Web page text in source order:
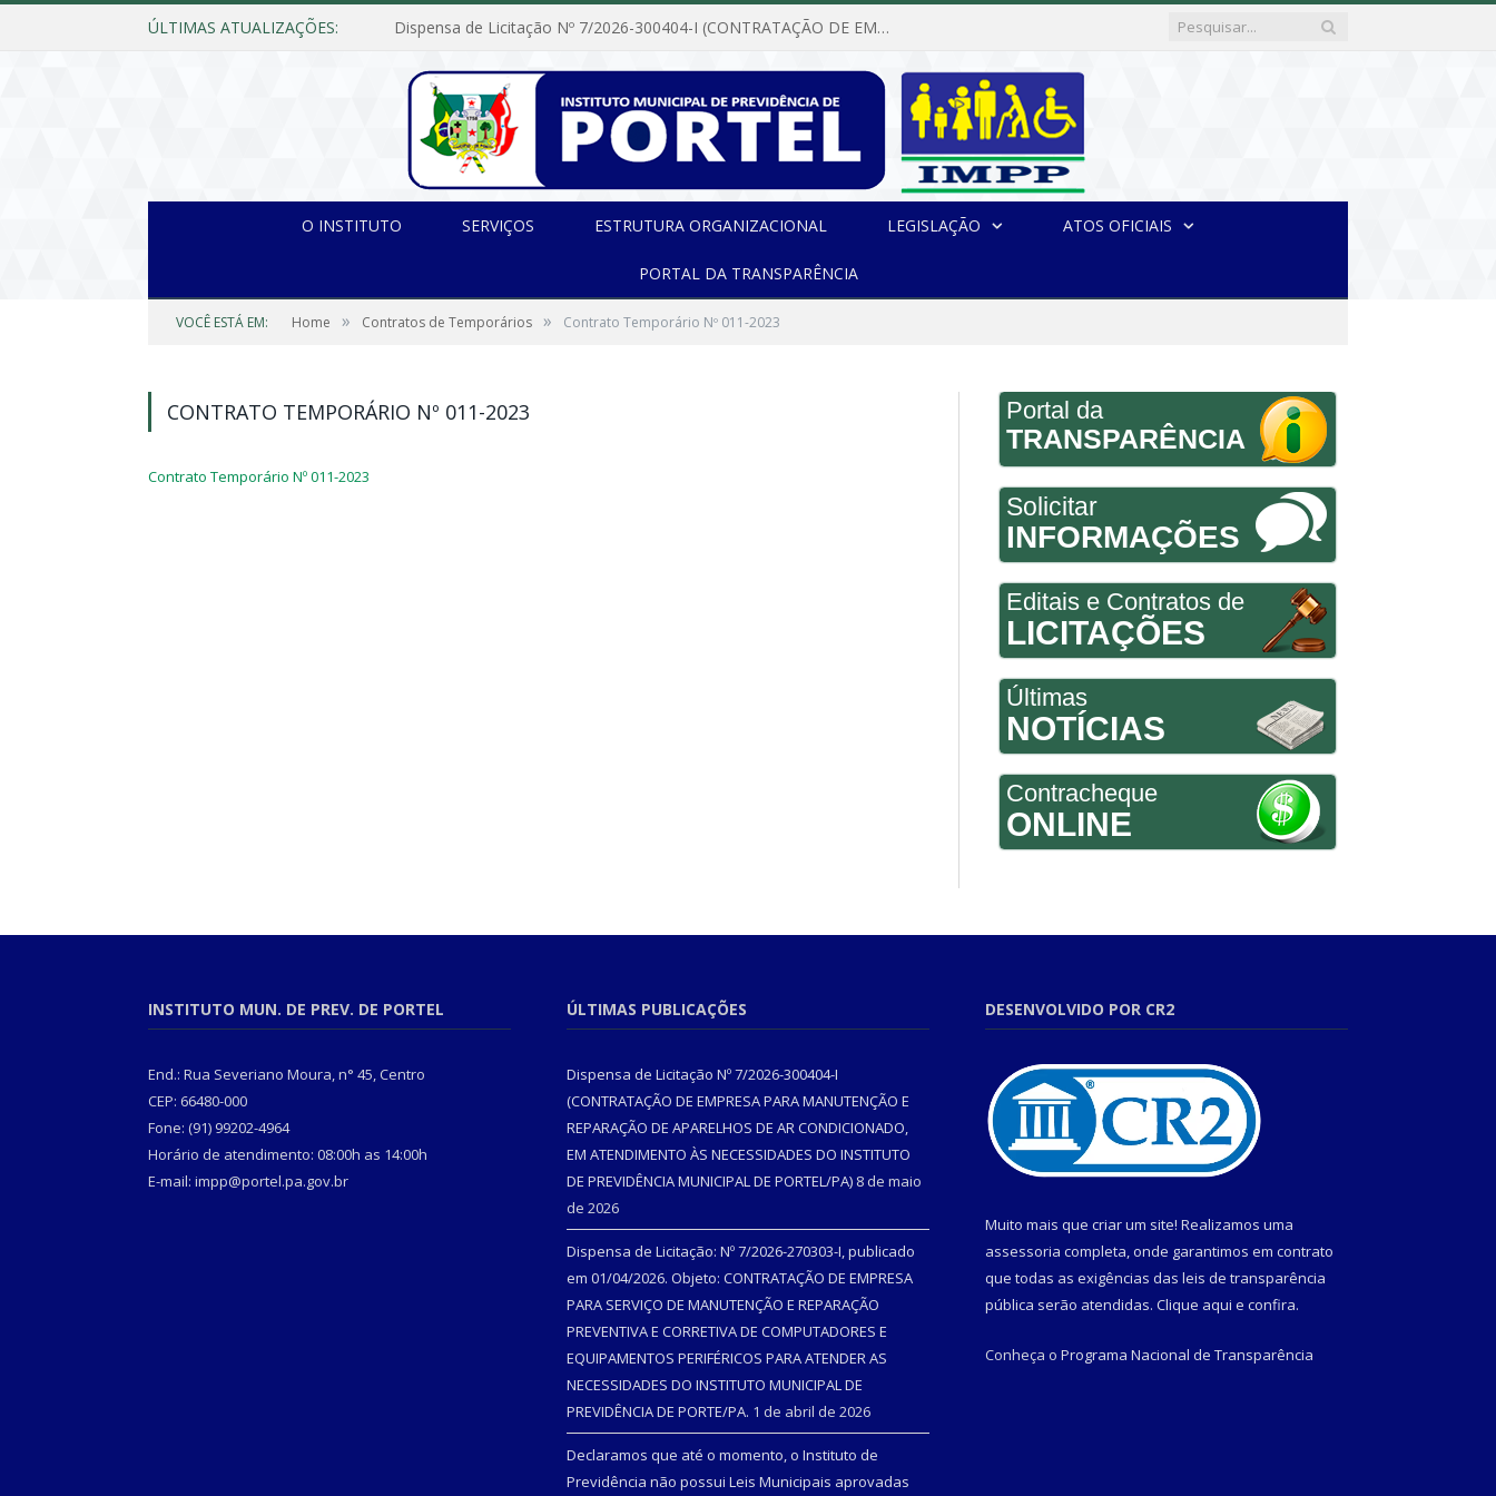
ÚLTIMAS ATUALIZAÇÕES: Dispensa de Licitação Nº 7/2026-300404-I (CONTRATAÇÃO DE EMPRESA PARA MANUTENÇÃO E REPARAÇÃO DE APARELHOS DE AR CONDICIONADO, EM ATENDIMENTO ÀS NECESSIDADES DO INSTITUTO DE PREVIDÊNCIA MUNICIPAL DE PORTEL/PA)
O INSTITUTO SERVIÇOS ESTRUTURA ORGANIZACIONAL LEGISLAÇÃO ATOS OFICIAIS
PORTAL DA TRANSPARÊNCIA
VOCÊ ESTÁ EM: Home » Contratos de Temporários » Contrato Temporário Nº 011-2023
CONTRATO TEMPORÁRIO Nº 011-2023
Contrato Temporário Nº 011-2023
Portal da
TRANSPARÊNCIA
Solicitar
INFORMAÇÕES
Editais e Contratos de
LICITAÇÕES
Últimas
NOTÍCIAS
Contracheque
ONLINE
INSTITUTO MUN. DE PREV. DE PORTEL
End.: Rua Severiano Moura, n° 45, Centro
CEP: 66480-000
Fone: (91) 99202-4964
Horário de atendimento: 08:00h as 14:00h
E-mail: impp@portel.pa.gov.br
ÚLTIMAS PUBLICAÇÕES
Dispensa de Licitação Nº 7/2026-300404-I
(CONTRATAÇÃO DE EMPRESA PARA MANUTENÇÃO E
REPARAÇÃO DE APARELHOS DE AR CONDICIONADO,
EM ATENDIMENTO ÀS NECESSIDADES DO INSTITUTO
DE PREVIDÊNCIA MUNICIPAL DE PORTEL/PA) 8 de maio
de 2026
Dispensa de Licitação: Nº 7/2026-270303-I, publicado
em 01/04/2026. Objeto: CONTRATAÇÃO DE EMPRESA
PARA SERVIÇO DE MANUTENÇÃO E REPARAÇÃO
PREVENTIVA E CORRETIVA DE COMPUTADORES E
EQUIPAMENTOS PERIFÉRICOS PARA ATENDER AS
NECESSIDADES DO INSTITUTO MUNICIPAL DE
PREVIDÊNCIA DE PORTE/PA. 1 de abril de 2026
Declaramos que até o momento, o Instituto de
Previdência não possui Leis Municipais aprovadas
DESENVOLVIDO POR CR2
Muito mais que criar um site! Realizamos uma
assessoria completa, onde garantimos em contrato
que todas as exigências das leis de transparência
pública serão atendidas. Clique aqui e confira.
Conheça o Programa Nacional de Transparência